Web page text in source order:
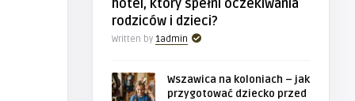
hotel, który spełni oczekiwania
rodziców i dzieci?
Written by 1admin
Wszawica na koloniach – jak
przygotować dziecko przed